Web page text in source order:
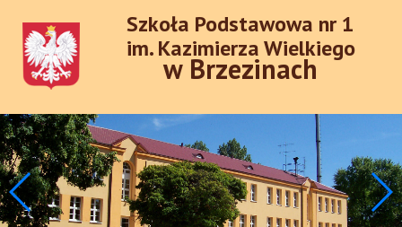
Szkoła Podstawowa nr 1
im. Kazimierza Wielkiego
w Brzezinach